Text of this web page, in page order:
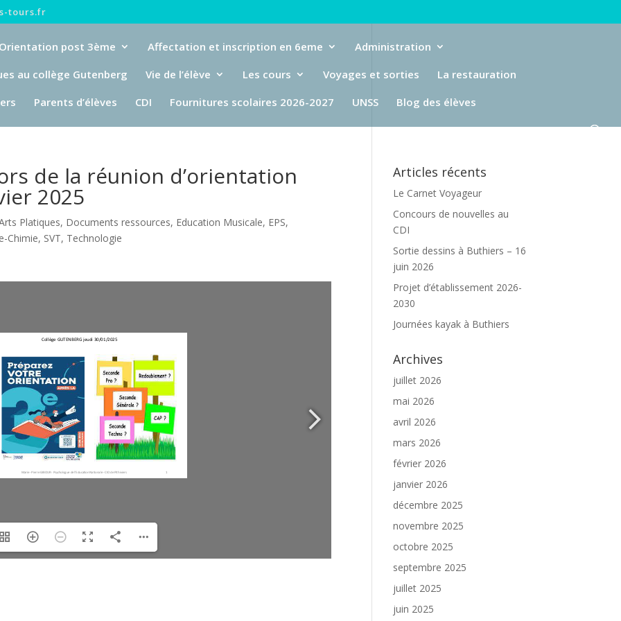
tours.fr
post 3ème Affectation et inscription en 6eme
Administration
au collège Gutenberg
Vie de l’élève Les cours Voyages et sorties
La restauration
Parents d’élèves CDI Fournitures scolaires 2026-2027 UNSS Blog des élèves
de la réunion d’orientation
2025
Platiques, Documents ressources, Education Musicale, EPS,
Chimie, SVT, Technologie
Articles récents
Le Carnet Voyageur
Concours de nouvelles au
CDI
Sortie dessins à Buthiers – 16
juin 2026
Projet d’établissement 2026-
2030
Journées kayak à Buthiers
Archives
juillet 2026
mai 2026
avril 2026
mars 2026
février 2026
janvier 2026
décembre 2025
novembre 2025
octobre 2025
septembre 2025
juillet 2025
juin 2025